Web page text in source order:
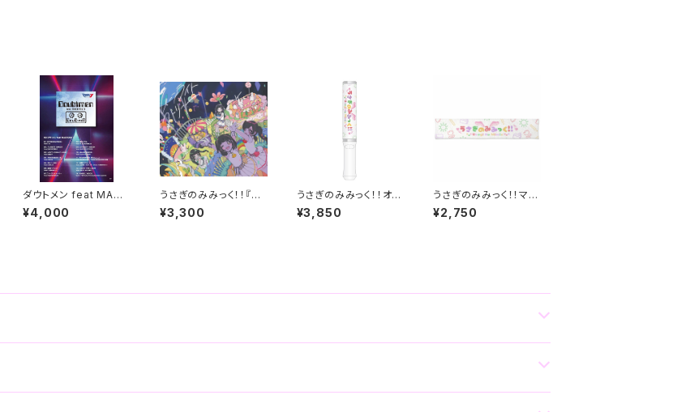
ダウトメン feat MACR
OSS 7（Album）
¥4,000
うさぎのみみっく！！『ム
ーンライトストリート』（1
stAlbum）
¥3,300
うさぎのみみっく！！オリ
ジナルペンライト
¥3,850
うさぎのみみっく！！マフ
ラータオル
¥2,750